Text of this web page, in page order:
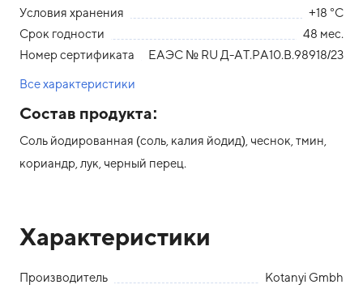
Условия хранения
+18 °С
Срок годности
48 мес.
Номер сертификата
ЕАЭС № RU Д-АТ.РА10.В.98918/23
Все характеристики
Состав продукта:
Соль йодированная (соль, калия йодид), чеснок, тмин,
кориандр, лук, черный перец.
Характеристики
Производитель
Kotanyi Gmbh